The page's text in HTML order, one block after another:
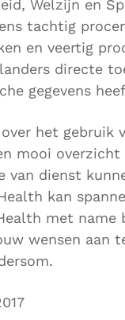
Welzijn en
tachtig
en veertig
directe
gegevens
het gebruik
mooi overzicht
van dienst
kan
met name
wensen aan